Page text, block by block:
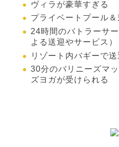
ヴィラが豪華すぎる
プライベートプール＆
24時間のバトラーサ
よる送迎やサービス）
リゾート内バギーで送
30分のバリニーズマ
ズヨガが受けられる